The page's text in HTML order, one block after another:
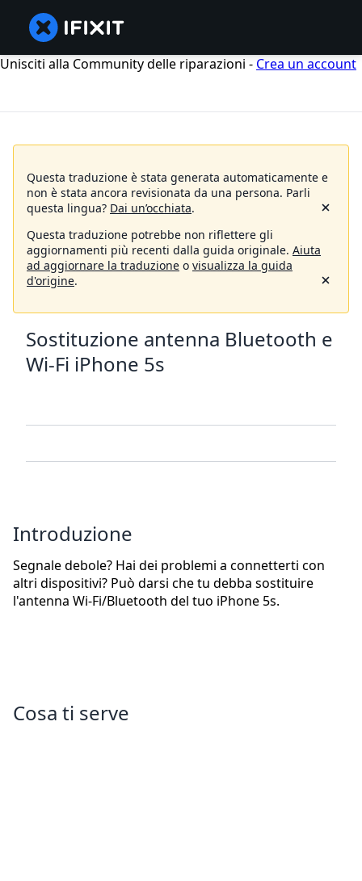
Unisciti alla Community delle riparazioni - Crea un account
Questa traduzione è stata generata automaticamente e
non è stata ancora revisionata da una persona. Parli
questa lingua? Dai un’occhiata.
Questa traduzione potrebbe non riflettere gli
aggiornamenti più recenti dalla guida originale. Aiuta
ad aggiornare la traduzione o visualizza la guida
d'origine.
Sostituzione antenna Bluetooth e
Wi-Fi iPhone 5s
Introduzione
Segnale debole? Hai dei problemi a connetterti con
altri dispositivi? Può darsi che tu debba sostituire
l'antenna Wi-Fi/Bluetooth del tuo iPhone 5s.
Cosa ti serve